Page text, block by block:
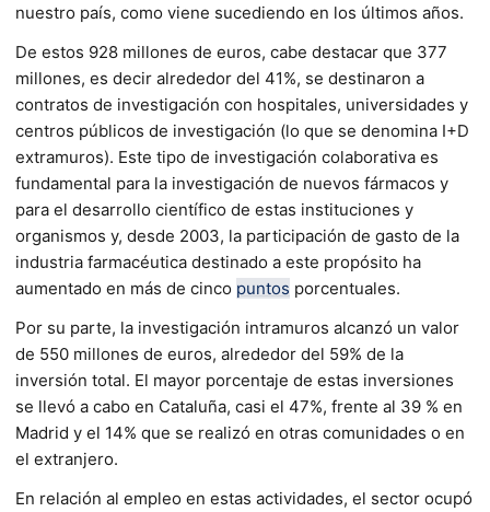
nuestro país, como viene sucediendo en los últimos años.
De estos 928 millones de euros, cabe destacar que 377
millones, es decir alrededor del 41%, se destinaron a
contratos de investigación con hospitales, universidades y
centros públicos de investigación (lo que se denomina I+D
extramuros). Este tipo de investigación colaborativa es
fundamental para la investigación de nuevos fármacos y
para el desarrollo científico de estas instituciones y
organismos y, desde 2003, la participación de gasto de la
industria farmacéutica destinado a este propósito ha
aumentado en más de cinco puntos porcentuales.
Por su parte, la investigación intramuros alcanzó un valor
de 550 millones de euros, alrededor del 59% de la
inversión total. El mayor porcentaje de estas inversiones
se llevó a cabo en Cataluña, casi el 47%, frente al 39 % en
Madrid y el 14% que se realizó en otras comunidades o en
el extranjero.
En relación al empleo en estas actividades, el sector ocupó